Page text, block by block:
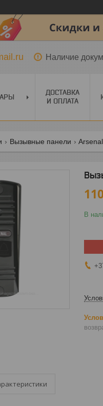
Наличие
ДОСТАВКА
И ОПЛАТА
Вызывные панели Arsenal
В